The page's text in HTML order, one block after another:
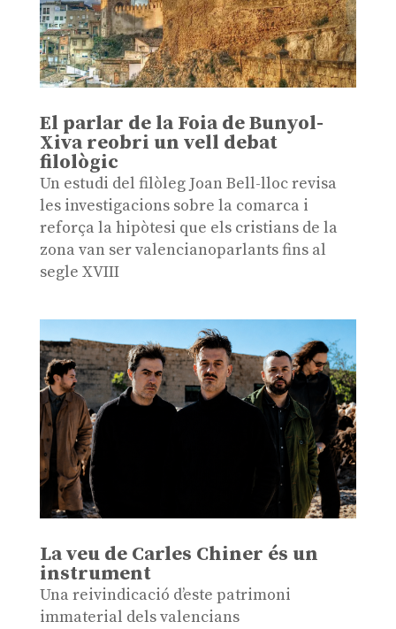
El parlar de la Foia de Bunyol-
Xiva reobri un vell debat
filològic
Un estudi del filòleg Joan Bell-lloc revisa
les investigacions sobre la comarca i
reforça la hipòtesi que els cristians de la
zona van ser valencianoparlants fins al
segle XVIII
La veu de Carles Chiner és un
instrument
Una reivindicació d’este patrimoni
immaterial dels valencians